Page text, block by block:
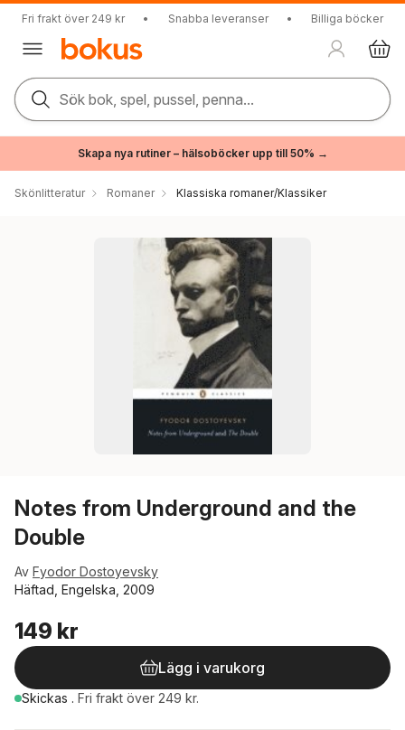
Fri frakt över 249 kr • Snabba leveranser • Billiga böcker
Sök bok, spel, pussel, penna...
Skapa nya rutiner – hälsoböcker upp till 50% →
Skönlitteratur Romaner Klassiska romaner/Klassiker
Notes from Underground and the
Double
Av Fyodor Dostoyevsky
Häftad, Engelska, 2009
149 kr
Lägg i varukorg
Skickas . Fri frakt över 249 kr.